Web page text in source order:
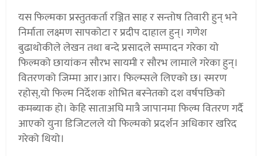
यस फिल्मका प्रस्तुतकर्ता रञ्जित साह र सन्तोष तिवारी हुन् भने
निर्माता लक्ष्मण सापकोटा र प्रदीप दाहाल हुन्। गणेश
बुढाथोकीले लेखन तथा बन्दे प्रसादले सम्पादन गरेका यो
फिल्मको छायांकन सौरभ सायमी र सौरभ लामाले गरेका हुन्।
वितरणको जिम्मा आर।आर। फिल्म्सले लिएको छ। स्मरण
रहोस्,यो फिल्म निर्देशक शोभित बस्नेतको दश वर्षपछिको
कमब्याक हो। केहि साताअघि मात्रै जापानमा फिल्म वितरण गर्दै
आएको युना डिजिटलले यो फिल्मको प्रदर्शन अधिकार खरिद
गरेको थियो।